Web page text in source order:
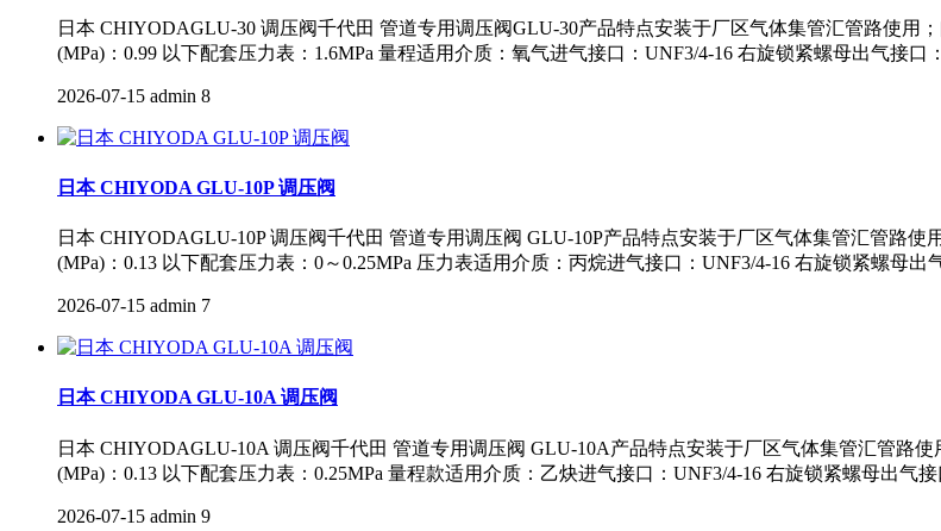
日本 CHIYODAGLU-30 调压阀千代田 管道专用调压阀GLU-30产品特点安装于厂区气体集管汇管路使用
(MPa)：0.99 以下配套压力表：1.6MPa 量程适用介质：氧气进气接口：UNF3/4-16 右旋锁紧螺母出气接
2026-07-15 admin 8
日本 CHIYODA GLU-10P 调压阀
日本 CHIYODAGLU-10P 调压阀千代田 管道专用调压阀 GLU-10P产品特点安装于厂区气体集管汇管路
(MPa)：0.13 以下配套压力表：0～0.25MPa 压力表适用介质：丙烷进气接口：UNF3/4-16 右旋锁紧螺母
2026-07-15 admin 7
日本 CHIYODA GLU-10A 调压阀
日本 CHIYODAGLU-10A 调压阀千代田 管道专用调压阀 GLU-10A产品特点安装于厂区气体集管汇管路
(MPa)：0.13 以下配套压力表：0.25MPa 量程款适用介质：乙炔进气接口：UNF3/4-16 右旋锁紧螺母出气
2026-07-15 admin 9